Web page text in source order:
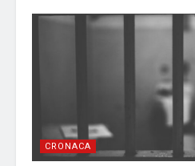
CRONACA